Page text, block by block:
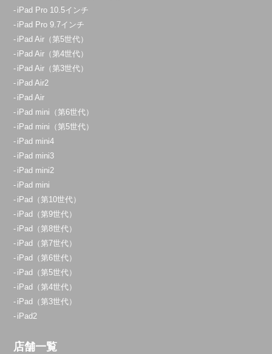
iPad Pro 10.5インチ
iPad Pro 9.7インチ
iPad Air（第5世代）
iPad Air（第4世代）
iPad Air（第3世代）
iPad Air2
iPad Air
iPad mini（第6世代）
iPad mini（第5世代）
iPad mini4
iPad mini3
iPad mini2
iPad mini
iPad（第10世代）
iPad（第9世代）
iPad（第8世代）
iPad（第7世代）
iPad（第6世代）
iPad（第5世代）
iPad（第4世代）
iPad（第3世代）
iPad2
店舗一覧